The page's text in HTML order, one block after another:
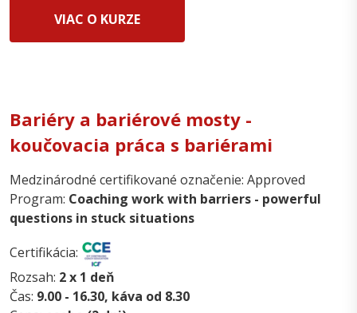
VIAC O KURZE
Bariéry a bariérové mosty -
koučovacia práca s bariérami
Medzinárodné certifikované označenie: Approved
Program: Coaching work with barriers - powerful
questions in stuck situations
Certifikácia:
Rozsah: 2 x 1 deň
Čas: 9.00 - 16.30, káva od 8.30